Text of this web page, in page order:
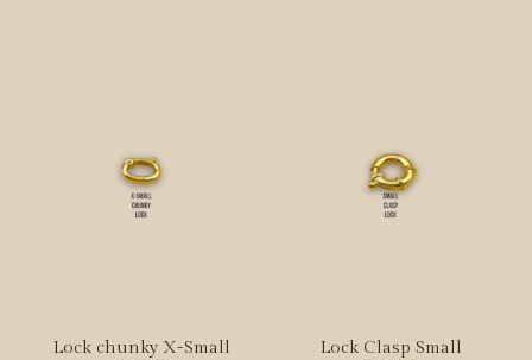
Lock chunky X-Small Lock Clasp Small